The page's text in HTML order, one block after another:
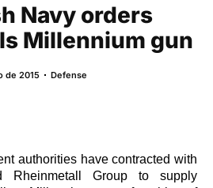
Navy orders
Millennium gun
de 2015 Defense
authorities have contracted with
Rheinmetall Group to supply